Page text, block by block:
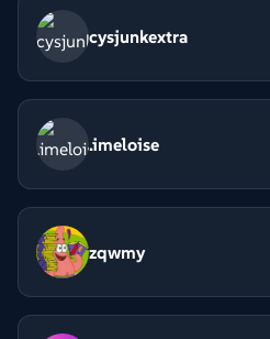
cysjunkextra
.imeloise
zqwmy